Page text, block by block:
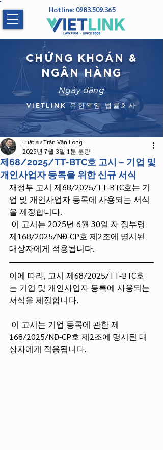
Hotline: 0983.509.365
CHỨNG KHOÁN &
NGÂN HÀNG
Ngày đăng
VIETLINK 유한책임 법률회사
제68/2025/TT-BTC호 고시 – 기업 및
개인사업자 등록을 위한 신규 서식
Luật sư Trần Văn Long
2025년 7월 3일 1분 분량
재정부 고시 제68/2025/TT-BTC호는 기
업 및 개인사업자 등록에 사용되는 서식
을 제정합니다.
제168/2025/NĐ-CP호 제2조에 명시된
대상자에게 적용됩니다.
이에 따라, 고시 제68/2025/TT-BTC호
는 기업 및 개인사업자 등록에 사용되는
서식을 제정합니다.
168/2025/NĐ-CP호 제2조에 명시된 대
상자에게 적용됩니다.